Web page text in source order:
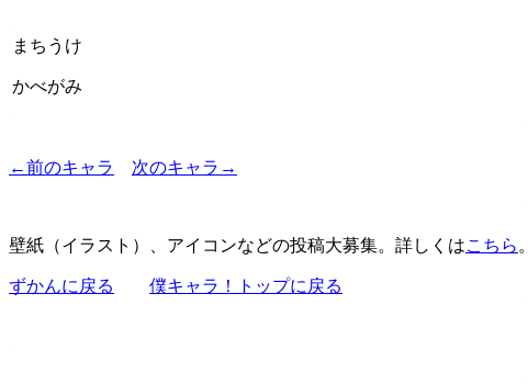
まちうけ
かべがみ
←前のキャラ 次のキャラ→
壁紙（イラスト）、アイコンなどの投稿大募集。詳しくはこちら 。
ずかんに戻る 僕キャラ！トップに戻る